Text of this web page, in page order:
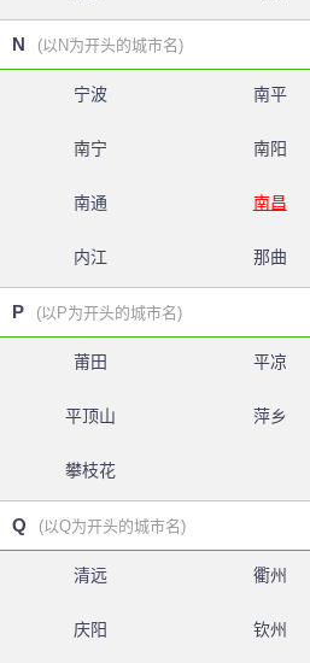
N (以N为开头的城市名)
宁波 南平
南宁 南阳
南通 南昌
内江 那曲
P (以P为开头的城市名)
莆田 平凉
平顶山 萍乡
攀枝花
Q (以Q为开头的城市名)
清远 衢州
庆阳 钦州